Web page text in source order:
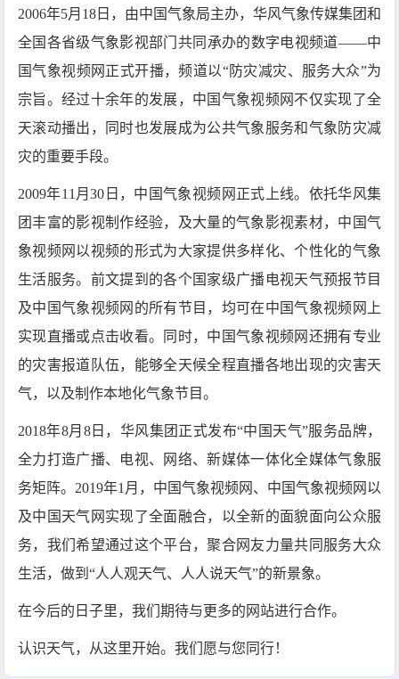
2006年5月18日，由中国气象局主办，华风气象传媒集团和
全国各省级气象影视部门共同承办的数字电视频道——中
国气象视频网正式开播，频道以“防灾减灾、服务大众”为
宗旨。经过十余年的发展，中国气象视频网不仅实现了全
天滚动播出，同时也发展成为公共气象服务和气象防灾减
灾的重要手段。
2009年11月30日，中国气象视频网正式上线。依托华风集
团丰富的影视制作经验，及大量的气象影视素材，中国气
象视频网以视频的形式为大家提供多样化、个性化的气象
生活服务。前文提到的各个国家级广播电视天气预报节目
及中国气象视频网的所有节目，均可在中国气象视频网上
实现直播或点击收看。同时，中国气象视频网还拥有专业
的灾害报道队伍，能够全天候全程直播各地出现的灾害天
气，以及制作本地化气象节目。
2018年8月8日，华风集团正式发布“中国天气”服务品牌，
全力打造广播、电视、网络、新媒体一体化全媒体气象服
务矩阵。2019年1月，中国气象视频网、中国气象视频网以
及中国天气网实现了全面融合，以全新的面貌面向公众服
务，我们希望通过这个平台，聚合网友力量共同服务大众
生活，做到“人人观天气、人人说天气”的新景象。
在今后的日子里，我们期待与更多的网站进行合作。
认识天气，从这里开始。我们愿与您同行！